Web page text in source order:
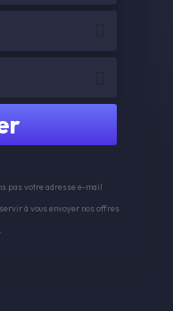
pas votre adresse e-mail
à vous envoyer nos offres